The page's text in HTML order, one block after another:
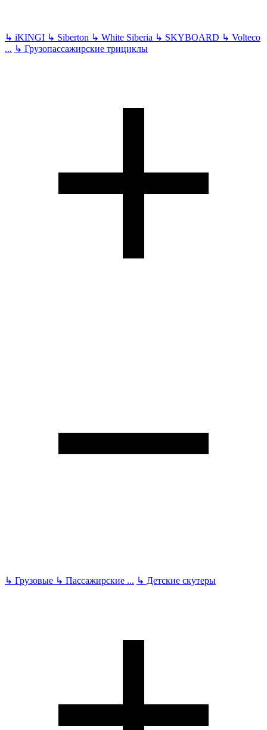
↳ iKINGI ↳ Siberton ↳ White Siberia ↳ SKYBOARD ↳ Volteco
... ↳ Грузопассажирские трициклы
↳ Грузовые ↳ Пассажирские ... ↳ Детские скутеры